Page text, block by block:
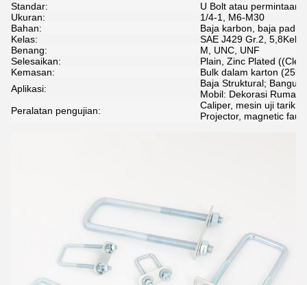
Standar:
U Bolt atau permintaan
Ukuran:
1/4-1, M6-M30
Bahan:
Baja karbon, baja
Kelas:
SAE J429 Gr.2,
Benang:
M, UNC, UNF
Selesaikan:
Plain, Zinc Plated
Kemasan:
Bulk dalam karton
Aplikasi:
Baja Struktural;
Mobil: Dekorasi Rumah
Peralatan pengujian:
Caliper, mesin uji tarik,
Projector, magnetic